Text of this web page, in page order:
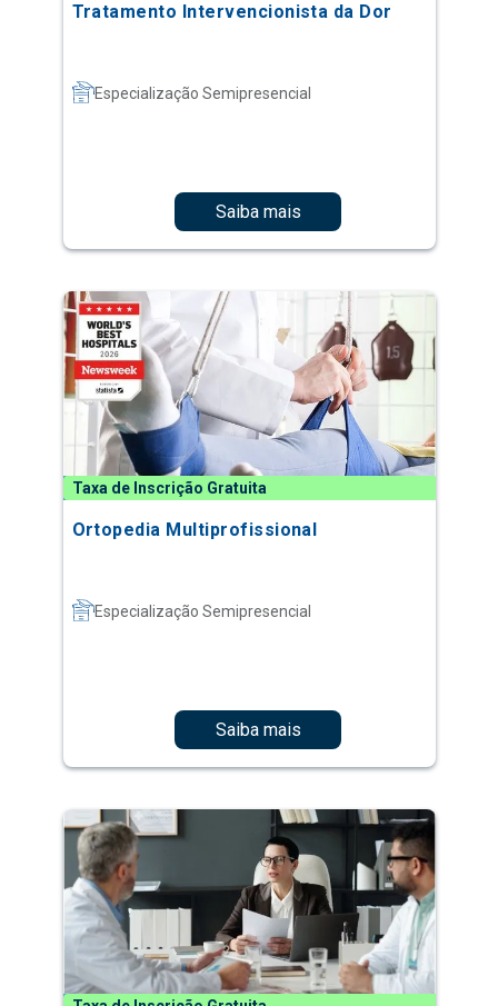
Tratamento Intervencionista da Dor
Especialização Semipresencial
Saiba mais
Taxa de Inscrição Gratuita
Ortopedia Multiprofissional
Especialização Semipresencial
Saiba mais